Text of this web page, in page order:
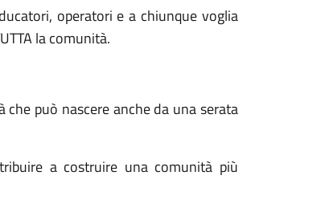
operatori e a chiunque voglia
la comunità.
può nascere anche da una serata
a costruire una comunità più